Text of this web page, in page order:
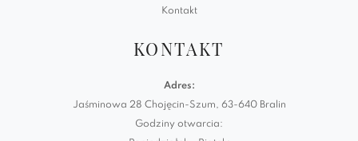
Kontakt
KONTAKT
Adres:
Jaśminowa 28 Chojęcin-Szum, 63-640 Bralin
Godziny otwarcia: